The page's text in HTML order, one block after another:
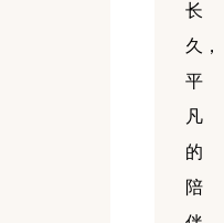
长
久，
平
凡
的
陪